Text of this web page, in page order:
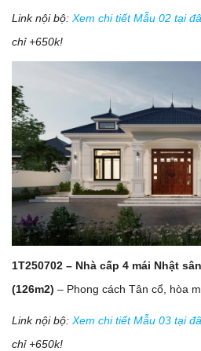
Link nội bộ: Xem chi tiết Mẫu 02 tại
chỉ +650k!
1T250702 – Nhà cấp 4 mái Nhật
(126m2) – Phong cách Tân cổ, hòa
Link nội bộ: Xem chi tiết Mẫu 03 tại
chỉ +650k!